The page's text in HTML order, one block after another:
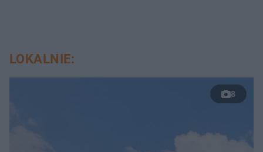
LOKALNIE:
8